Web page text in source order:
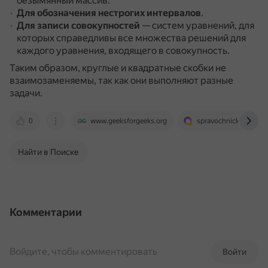
Для обозначения нестрогих интервалов.
Для записи совокупностей — систем уравнений, для
которых справедливы все множества решений для
каждого уравнения, входящего в совокупность.
Таким образом, круглые и квадратные скобки не
взаимозаменяемы, так как они выполняют разные
задачи.
0 www.geeksforgeeks.org spravochnick.ru
Найти в Поиске
Комментарии
Войти
Войдите, чтобы комментировать